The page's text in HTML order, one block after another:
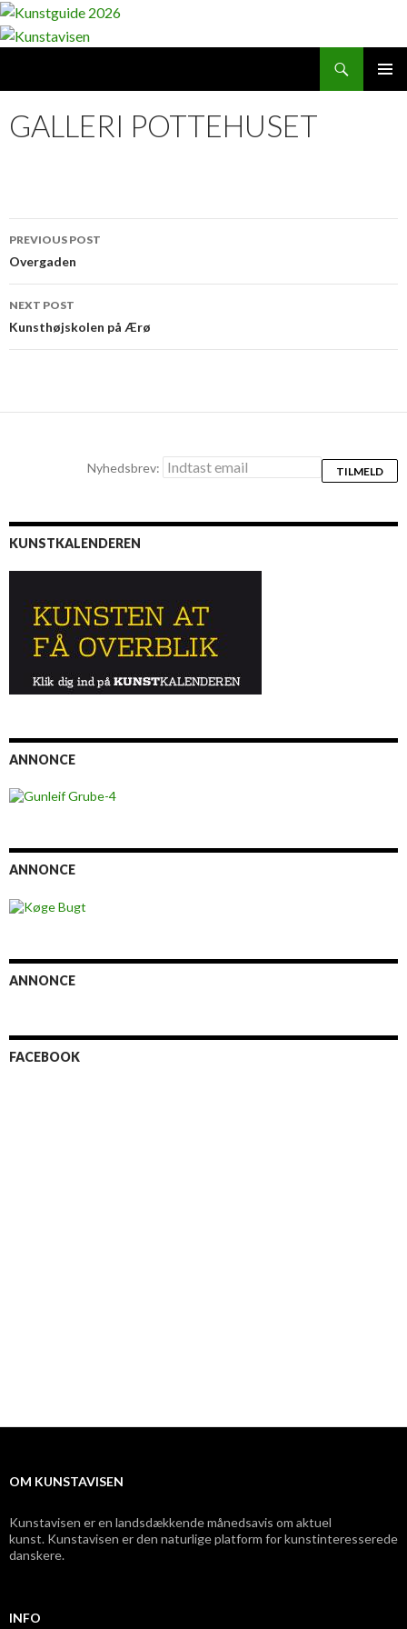
CONTENT
GALLERI POTTEHUSET
Post
navigation
PREVIOUS POST
Overgaden
NEXT POST
Kunsthøjskolen på Ærø
Nyhedsbrev:
KUNSTKALENDEREN
ANNONCE
ANNONCE
ANNONCE
FACEBOOK
OM KUNSTAVISEN
Kunstavisen er en landsdækkende månedsavis om aktuel
kunst. Kunstavisen er den naturlige platform for kunstinteresserede
danskere.
INFO